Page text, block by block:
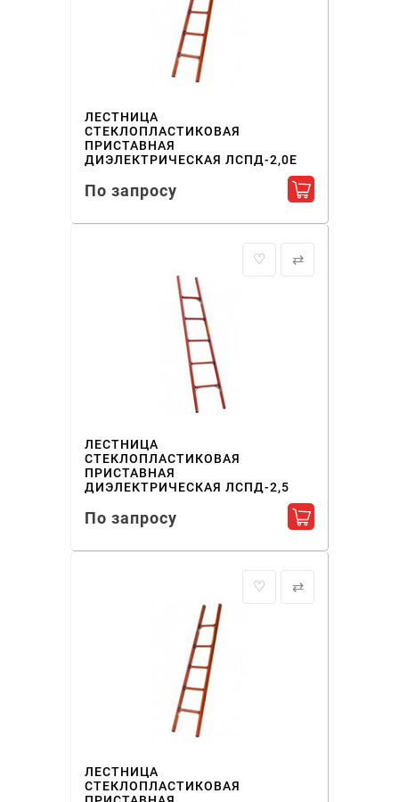
ЛЕСТНИЦА
СТЕКЛОПЛАСТИКОВАЯ
ПРИСТАВНАЯ
ДИЭЛЕКТРИЧЕСКАЯ ЛСПД-2,0Е
По запросу Добавить в
♡ ⇄
ЛЕСТНИЦА
СТЕКЛОПЛАСТИКОВАЯ
ПРИСТАВНАЯ
ДИЭЛЕКТРИЧЕСКАЯ ЛСПД-2,5
По запросу Добавить в
♡ ⇄
ЛЕСТНИЦА
СТЕКЛОПЛАСТИКОВАЯ